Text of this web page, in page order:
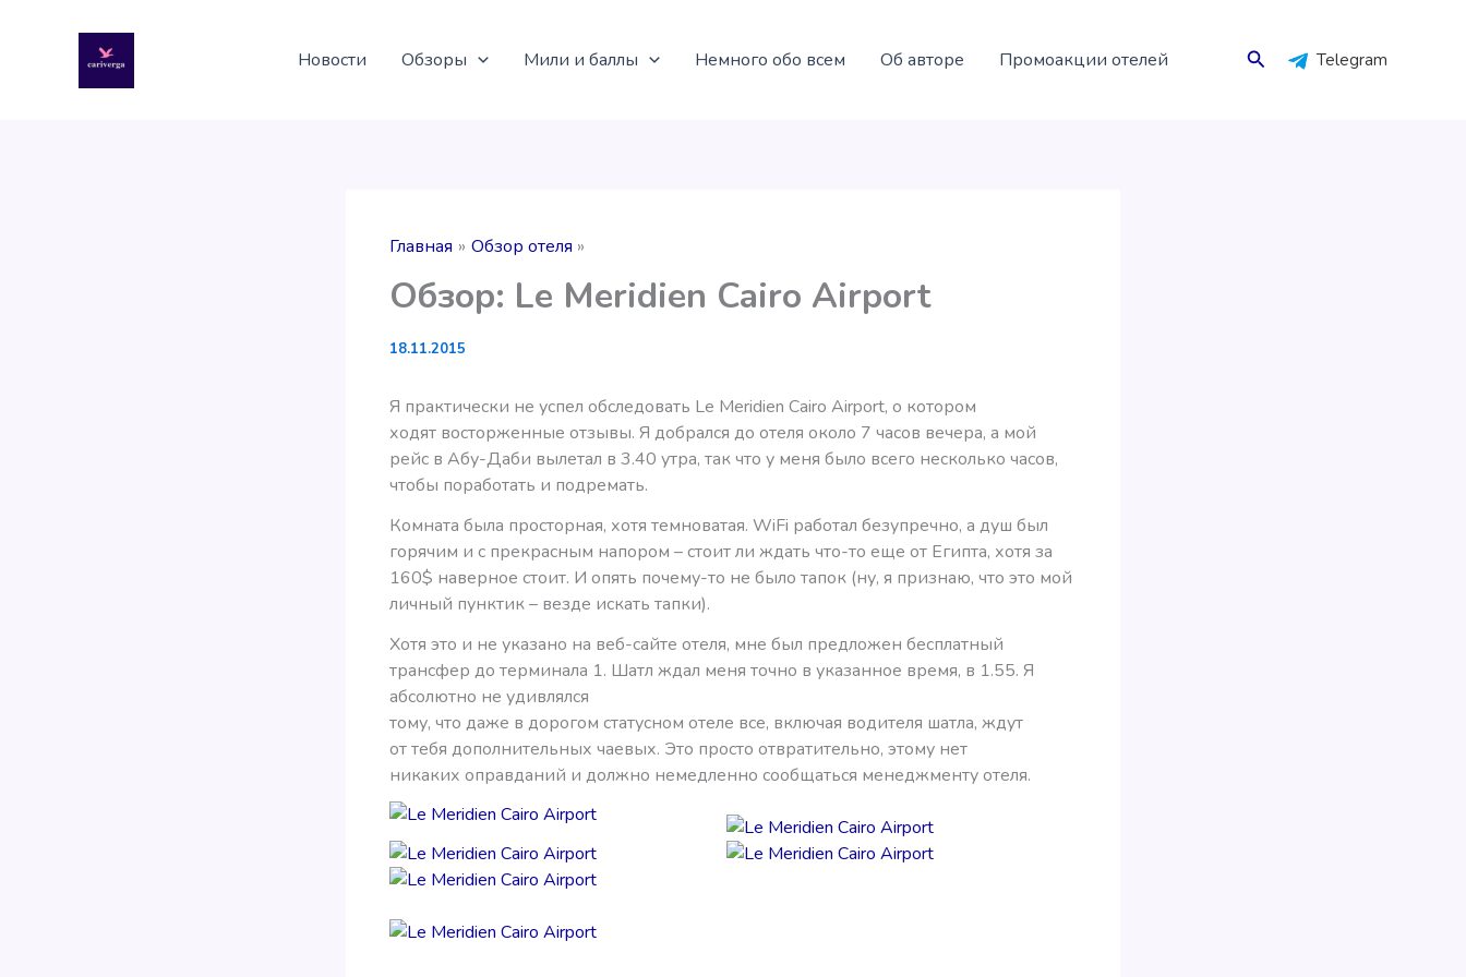
содержимому
Новости Обзоры Мили и баллы Немного обо всем Об авторе Промоакции отелей Поиск Telegram
Главная Обзор отеля
Обзор: Le Meridien Cairo Airport
18.11.2015
Я практически не успел обследовать Le Meridien Cairo Airport, о котором
ходят восторженные отзывы. Я добрался до отеля около 7 часов вечера, а мой
рейс в Абу-Даби вылетал в 3.40 утра, так что у меня было всего несколько часов,
чтобы поработать и подремать.
Комната была просторная, хотя темноватая. WiFi работал безупречно, а душ был
горячим и с прекрасным напором – стоит ли ждать что-то еще от Египта, хотя за
160$ наверное стоит. И опять почему-то не было тапок (ну, я признаю, что это мой
личный пунктик – везде искать тапки).
Хотя это и не указано на веб-сайте отеля, мне был предложен бесплатный
трансфер до терминала 1. Шатл ждал меня точно в указанное время, в 1.55. Я
абсолютно не удивлялся
тому, что даже в дорогом статусном отеле все, включая водителя шатла, ждут
от тебя дополнительных чаевых. Это просто отвратительно, этому нет
никаких оправданий и должно немедленно сообщаться менеджменту отеля.